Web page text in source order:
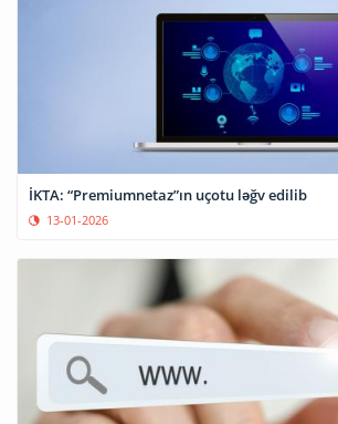
İKTA: “Premiumnetaz”ın uçotu ləğv edilib
13-01-2026